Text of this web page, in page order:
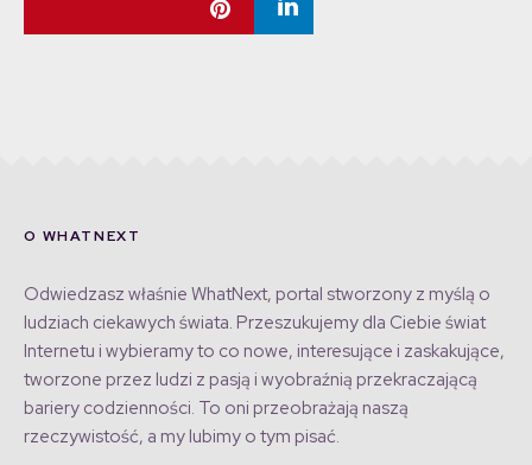
O WHATNEXT
Odwiedzasz właśnie WhatNext, portal stworzony z myślą o
ludziach ciekawych świata. Przeszukujemy dla Ciebie świat
Internetu i wybieramy to co nowe, interesujące i zaskakujące,
tworzone przez ludzi z pasją i wyobraźnią przekraczającą
bariery codzienności. To oni przeobrażają naszą
rzeczywistość, a my lubimy o tym pisać.